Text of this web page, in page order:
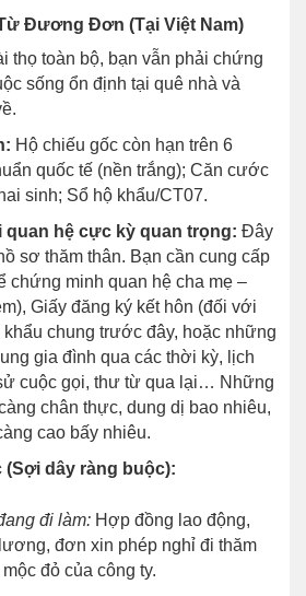
Đương Đơn (Tại Việt Nam)
thọ toàn bộ, bạn vẫn phải chứng
sống ổn định tại quê nhà và
Hộ chiếu gốc còn hạn trên 6
quốc tế (nền trắng); Căn cước
sinh; Sổ hộ khẩu/CT07.
quan hệ cực kỳ quan trọng: Đây
sơ thăm thân. Bạn cần cung cấp
chứng minh quan hệ cha mẹ –
Giấy đăng ký kết hôn (đối với
chung trước đây, hoặc những
gia đình qua các thời kỳ, lịch
cuộc gọi, thư từ qua lại… Những
chân thực, dung dị bao nhiêu,
cao bấy nhiêu.
(Sợi dây ràng buộc):
đi làm:Hợp đồng lao động,
đơn xin phép nghỉ đi thăm
đỏ của công ty.